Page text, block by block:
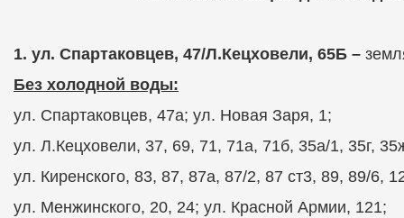
1. ул. Спартаковцев, 47/Л.Кецховели, 65Б –
Без холодной воды:
ул. Спартаковцев, 47а; ул. Новая Заря, 1;
ул. Л.Кецховели, 37, 69, 71, 71а, 71б, 35а/1, 35г,
ул. Киренского, 83, 87, 87а, 87/2, 87 ст3, 89, 89/6,
ул. Менжинского, 20, 24; ул. Красной Армии, 121;